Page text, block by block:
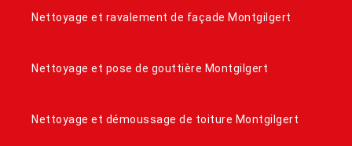
Nettoyage et ravalement de façade Montgilgert
Nettoyage et pose de gouttière Montgilgert
Nettoyage et démoussage de toiture Montgilgert